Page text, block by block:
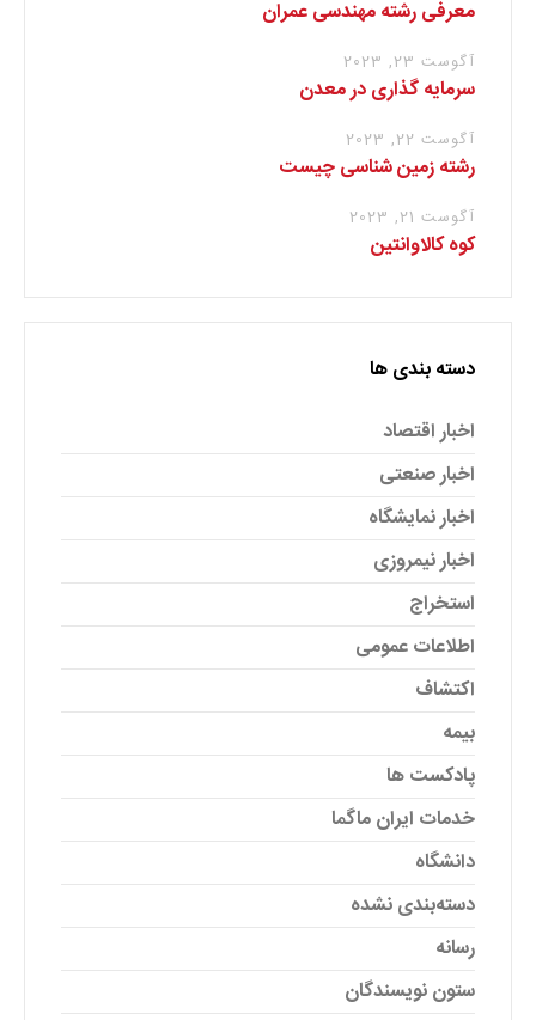
معرفی رشته مهندسی عمران
آگوست 23, 2023
سرمایه گذاری در معدن
آگوست 22, 2023
رشته زمین شناسی چیست
آگوست 21, 2023
کوه کالاوانتین
دسته بندی ها
اخبار اقتصاد
اخبار صنعتی
اخبار نمایشگاه
اخبار نیمروزی
استخراج
اطلاعات عمومی
اکتشاف
بیمه
پادکست ها
خدمات ایران ماگما
دانشگاه
دسته‌بندی نشده
رسانه
ستون نویسندگان